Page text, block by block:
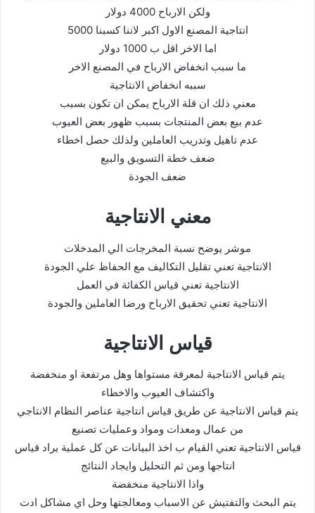
ولكن الارباح 4000 دولار
انتاجية المصنع الاول اكبر لاننا كسبنا 5000
اما الاخر اقل ب 1000 دولار
ما سبب انخفاض الارباح في المصنع الاخر
سببه انخفاض الانتاجية
معني ذلك ان قلة الارباح يمكن ان تكون بسبب
عدم بيع بعض المنتجات بسبب ظهور بعض العيوب
عدم تاهيل وتدريب العاملين ولذلك حصل اخطاء
ضعف خطة التسويق والبيع
ضعف الجودة
معني الانتاجية
موشر يوضح نسبة المخرجات الي المدخلات
الانتاجية تعني تقليل التكاليف مع الحفاظ علي الجودة
الانتاجية تعني قياس الكفائة في العمل
الانتاجية تعني تحقيق الارباح ورضا العاملين والجودة
قياس الانتاجية
يتم قياس الانتاجية لمعرفة مستواها وهل مرتفعة او منخفضة
واكتشاف العيوب والاخطاء
يتم قياس الانتاجية عن طريق قياس انتاجية عناصر النظام الانتاجي
من عمال ومعدات ومواد وعمليات تصنيع
قياس الانتاجية تعني القيام ب اخذ البيانات عن كل عملية يراد قياس
انتاجها ومن ثم التحليل وايجاد النتائج
واذا الانتاجية منخفضة
يتم البحث والتفتيش عن الاسباب ومعالجتها وحل اي مشاكل ادت